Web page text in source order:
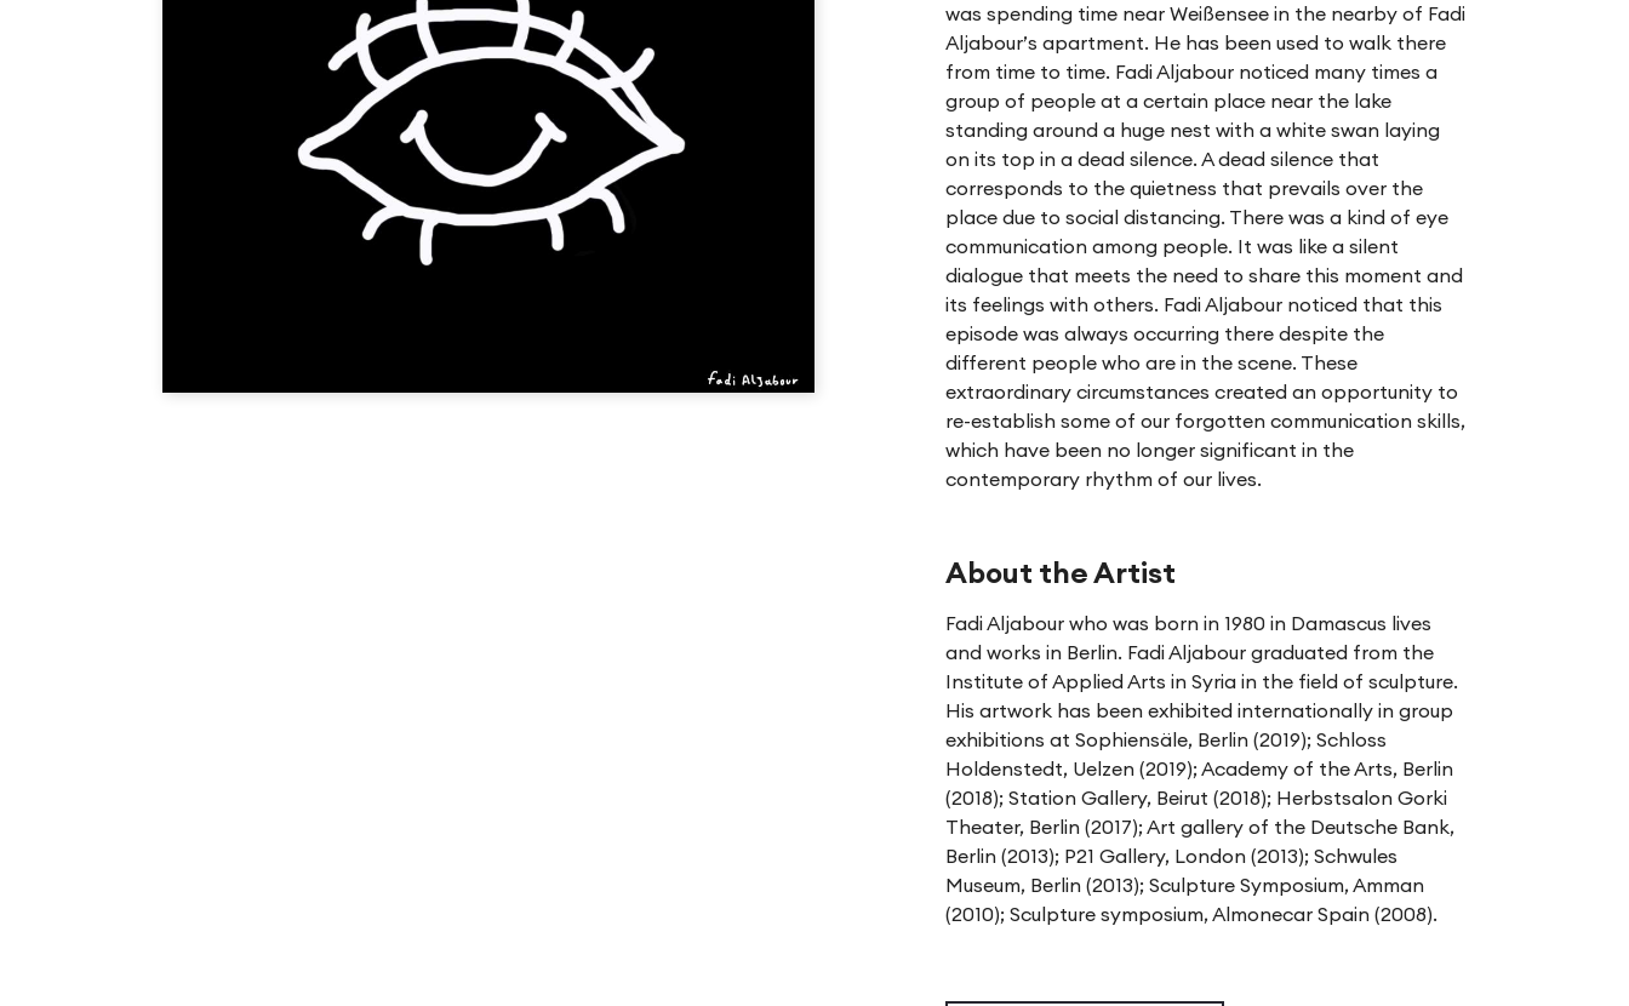
was spending time near Weißensee in the nearby of Fadi
Aljabour’s apartment. He has been used to walk there
from time to time. Fadi Aljabour noticed many times a
group of people at a certain place near the lake
standing around a huge nest with a white swan laying
on its top in a dead silence. A dead silence that
corresponds to the quietness that prevails over the
place due to social distancing. There was a kind of eye
communication among people. It was like a silent
dialogue that meets the need to share this moment and
its feelings with others. Fadi Aljabour noticed that this
episode was always occurring there despite the
different people who are in the scene. These
extraordinary circumstances created an opportunity to
re-establish some of our forgotten communication skills,
which have been no longer significant in the
contemporary rhythm of our lives.
About the Artist
Fadi Aljabour who was born in 1980 in Damascus lives
and works in Berlin. Fadi Aljabour graduated from the
Institute of Applied Arts in Syria in the field of sculpture.
His artwork has been exhibited internationally in group
exhibitions at Sophiensäle, Berlin (2019); Schloss
Holdenstedt, Uelzen (2019); Academy of the Arts, Berlin
(2018); Station Gallery, Beirut (2018); Herbstsalon Gorki
Theater, Berlin (2017); Art gallery of the Deutsche Bank,
Berlin (2013); P21 Gallery, London (2013); Schwules
Museum, Berlin (2013); Sculpture Symposium, Amman
(2010); Sculpture symposium, Almonecar Spain (2008).